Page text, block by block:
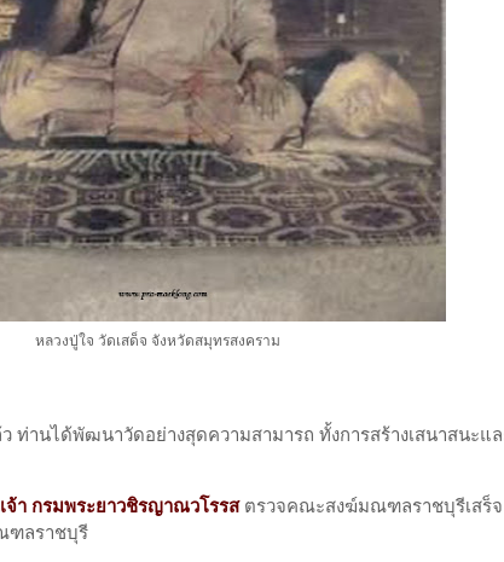
หลวงปู่ใจ วัดเสด็จ จังหวัดสมุทรสงคราม
ท่านได้พัฒนาวัดอย่างสุดความสามารถ ทั้งการสร้างเสนาสนะแ
า กรมพระยาวชิรญาณวโรรสตรวจคณะสงฆ์มณฑลราชบุรีเสร็จ
ฑลราชบุรี